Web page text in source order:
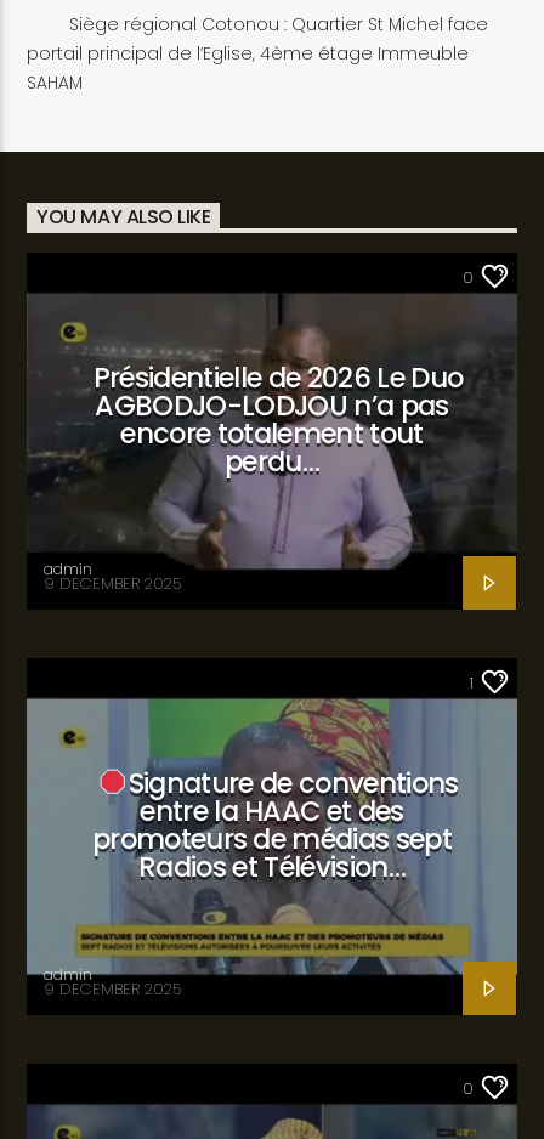
Siège régional Cotonou : Quartier St Michel face
portail principal de l’Eglise, 4ème étage Immeuble
SAHAM
YOU MAY ALSO LIKE
0
Présidentielle de 2026 Le Duo
AGBODJO-LODJOU n’a pas
encore totalement tout
perdu…
admin
9 DECEMBER 2025
1
Signature de conventions
entre la HAAC et des
promoteurs de médias sept
Radios et Télévision…
admin
9 DECEMBER 2025
0